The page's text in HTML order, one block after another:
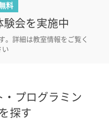
料
験会を実施中
。詳細は教室情報をご覧く
い
・プログラミン
探す